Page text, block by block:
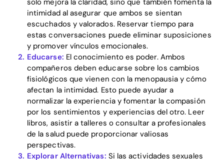
Home
Blog
intimidad al asegurar que ambos se sientan
escuchados y valorados. Reservar tiempo para
estas conversaciones puede eliminar suposiciones
y promover vínculos emocionales.
Educarse: El conocimiento es poder. Ambos
compañeros deben educarse sobre los cambios
fisiológicos que vienen con la menopausia y cómo
afectan la intimidad. Esto puede ayudar a
normalizar la experiencia y fomentar la compasión
por los sentimientos y experiencias del otro. Leer
libros, asistir a talleres o consultar a profesionales
de la salud puede proporcionar valiosas
perspectivas.
Explorar Alternativas: Si las actividades sexuales